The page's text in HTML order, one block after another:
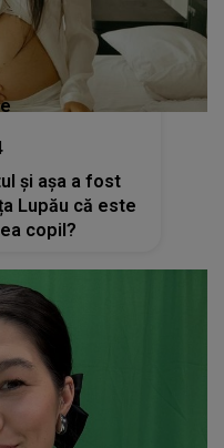
și așa a fost
Lupău că este
copil?